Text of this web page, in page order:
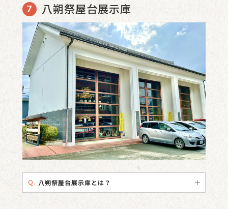
八朔祭屋台展示庫
Q. 八朔祭屋台展示庫とは？